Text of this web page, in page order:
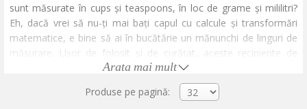
sunt măsurate în cups și teaspoons, în loc de grame și mililitri?
Eh, dacă vrei să nu-ți mai bați capul cu calcule și transformări
matematice, e bine să ai în bucătărie un mănunchi de linguri de
măsurare. Ușor de folosit și de curățat, aceste recipiente de
măsurare ocupă spațiu minim în bucătărie. Lingurile de măsurare
din plastic vin adesea în culori vesele și diverse, atractive chiar și
pentru cei mai mici bucătari ai casei.
Arata mai mult
Produse pe pagină: